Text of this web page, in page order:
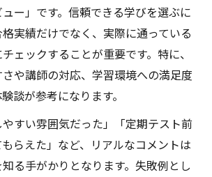
ー」です。信頼できる学びを選ぶに
実績だけでなく、実際に通っている
ェックすることが重要です。特に、
や講師の対応、学習環境への満足度
談が参考になります。
すい雰囲気だった」「定期テスト前
らえた」など、リアルなコメントは
る手がかりとなります。失敗例とし